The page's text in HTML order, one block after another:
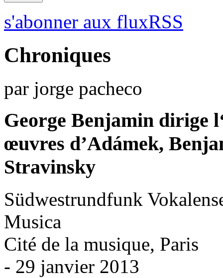
s'abonner aux fluxRSS
Chroniques
par jorge pacheco
George Benjamin dirige
œuvres d’Adámek,
Stravinsky
Südwestrundfunk
Musica
Cité de la musique, Paris
- 29 janvier 2013